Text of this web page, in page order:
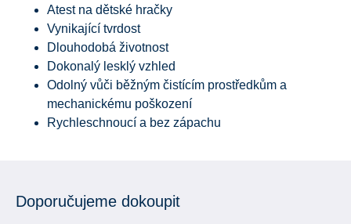
Atest na dětské hračky
Vynikající tvrdost
Dlouhodobá životnost
Dokonalý lesklý vzhled
Odolný vůči běžným čistícím prostředkům a
mechanickému poškození
Rychleschnoucí a bez zápachu
Doporučujeme dokoupit